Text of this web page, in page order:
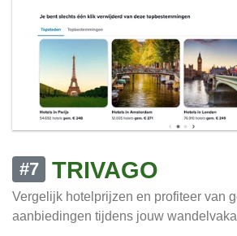
#7 TRIVAGO
Vergelijk hotelprijzen en profiteer van
aanbiedingen tijdens jouw